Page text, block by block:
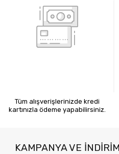
Tüm alışverişlerinizde kredi
kartınızla ödeme yapabilirsiniz.
KAMPANYA VE